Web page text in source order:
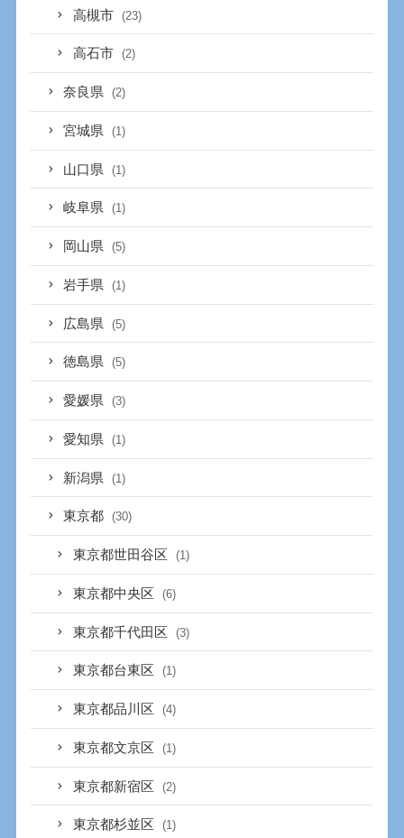
高槻市 (23)
高石市 (2)
奈良県 (2)
宮城県 (1)
山口県 (1)
岐阜県 (1)
岡山県 (5)
岩手県 (1)
広島県 (5)
徳島県 (5)
愛媛県 (3)
愛知県 (1)
新潟県 (1)
東京都 (30)
東京都世田谷区 (1)
東京都中央区 (6)
東京都千代田区 (3)
東京都台東区 (1)
東京都品川区 (4)
東京都文京区 (1)
東京都新宿区 (2)
東京都杉並区 (1)